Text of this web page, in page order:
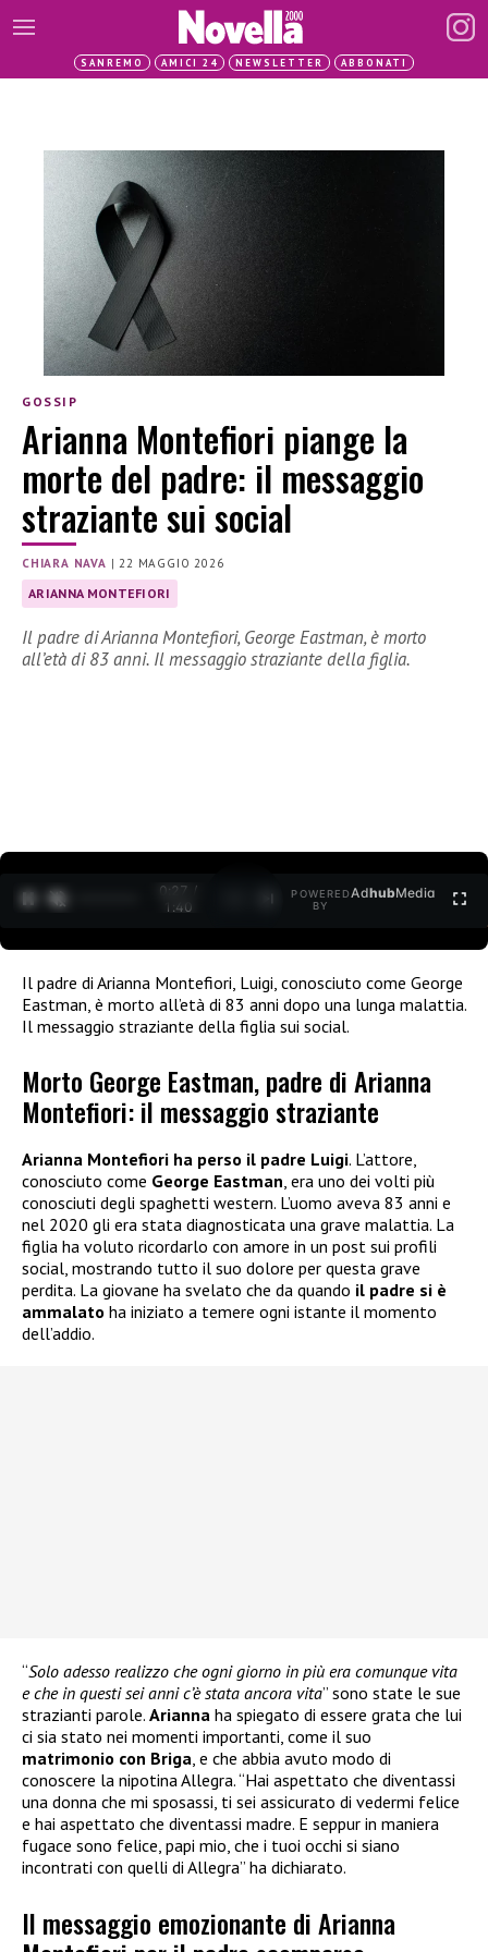
SANREMO AMICI 24 NEWSLETTER ABBONATI
GOSSIP
Arianna Montefiori piange la
morte del padre: il messaggio
straziante sui social
CHIARA NAVA |22 MAGGIO 2026
ARIANNA MONTEFIORI
Il padre di Arianna Montefiori, George Eastman, è morto
all’età di 83 anni. Il messaggio straziante della figlia.
0:28 /
1:40
POWERED
BY
AdhubMedia
Il padre di Arianna Montefiori, Luigi, conosciuto come George
Eastman, è morto all’età di 83 anni dopo una lunga malattia.
Il messaggio straziante della figlia sui social.
Morto George Eastman, padre di Arianna
Montefiori: il messaggio straziante
Arianna Montefiori ha perso il padre Luigi. L’attore,
conosciuto come George Eastman, era uno dei volti più
conosciuti degli spaghetti western. L’uomo aveva 83 anni e
nel 2020 gli era stata diagnosticata una grave malattia. La
figlia ha voluto ricordarlo con amore in un post sui profili
social, mostrando tutto il suo dolore per questa grave
perdita. La giovane ha svelato che da quando il padre si è
ammalato ha iniziato a temere ogni istante il momento
dell’addio.
“Solo adesso realizzo che ogni giorno in più era comunque vita
e che in questi sei anni c’è stata ancora vita” sono state le sue
strazianti parole. Arianna ha spiegato di essere grata che lui
ci sia stato nei momenti importanti, come il suo
matrimonio con Briga, e che abbia avuto modo di
conoscere la nipotina Allegra. “Hai aspettato che diventassi
una donna che mi sposassi, ti sei assicurato di vedermi felice
e hai aspettato che diventassi madre. E seppur in maniera
fugace sono felice, papi mio, che i tuoi occhi si siano
incontrati con quelli di Allegra” ha dichiarato.
Il messaggio emozionante di Arianna